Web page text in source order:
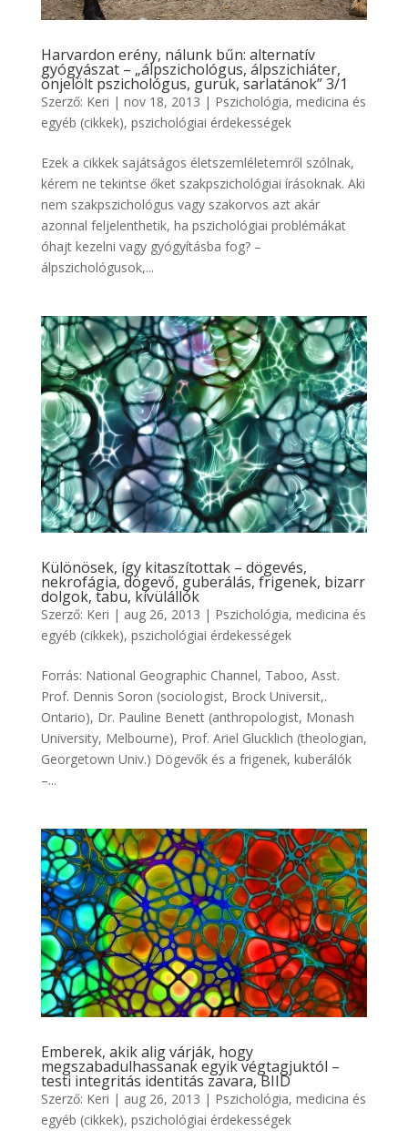
Harvardon erény, nálunk bűn: alternatív
gyógyászat – „álpszichológus, álpszichiáter,
önjelölt pszichológus, guruk, sarlatánok” 3/1
Szerző: Keri | nov 18, 2013 | Pszichológia, medicina és
egyéb (cikkek), pszichológiai érdekességek
Ezek a cikkek sajátságos életszemléletemről szólnak,
kérem ne tekintse őket szakpszichológiai írásoknak. Aki
nem szakpszichológus vagy szakorvos azt akár
azonnal feljelenthetik, ha pszichológiai problémákat
óhajt kezelni vagy gyógyításba fog? –
álpszichológusok,...
Különösek, így kitaszítottak – dögevés,
nekrofágia, dögevő, guberálás, frigenek, bizarr
dolgok, tabu, kívülállók
Szerző: Keri | aug 26, 2013 | Pszichológia, medicina és
egyéb (cikkek), pszichológiai érdekességek
Forrás: National Geographic Channel, Taboo, Asst.
Prof. Dennis Soron (sociologist, Brock Universit,.
Ontario), Dr. Pauline Benett (anthropologist, Monash
University, Melbourne), Prof. Ariel Glucklich (theologian,
Georgetown Univ.) Dögevők és a frigenek, kuberálók
–...
Emberek, akik alig várják, hogy
megszabadulhassanak egyik végtagjuktól –
testi integritás identitás zavara, BIID
Szerző: Keri | aug 26, 2013 | Pszichológia, medicina és
egyéb (cikkek), pszichológiai érdekességek